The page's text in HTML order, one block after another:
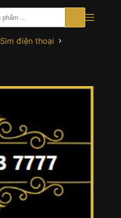
Sim điện thoại